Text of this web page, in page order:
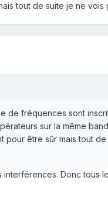
tout de suite je ne
fréquences sont
sur la même
être sûr mais tout
Donc